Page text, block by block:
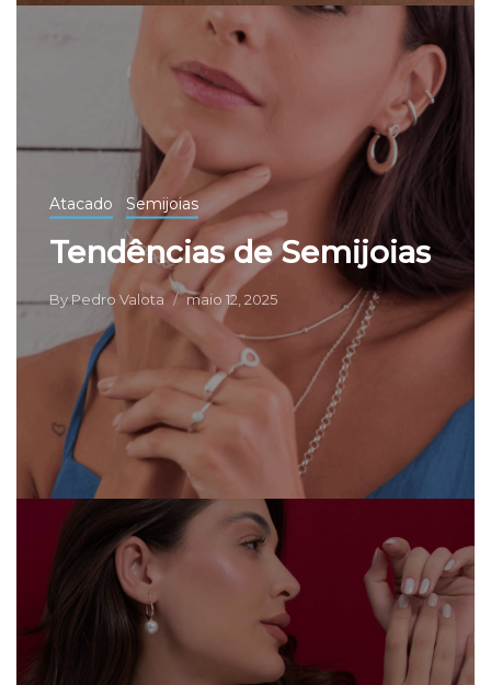
Atacado Semijoias
Tendências de Semijoias
ByPedro Valota maio 12, 2025